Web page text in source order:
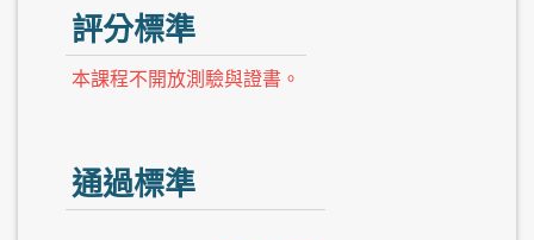
評分標準
本課程不開放測驗與證書。
通過標準